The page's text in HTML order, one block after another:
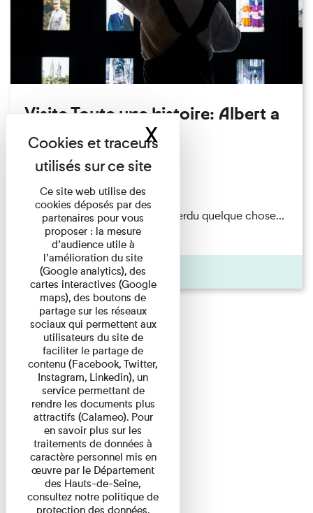
Visite Toute une histoire: Albert a
perdu son chapeau!
Exposition permanente
Du 15/08/2026 au 15/08/2026
Il semblerait qu’Albert Kahn a perdu quelque chose...
Accompagnés d’une ...
Agenda
Ce site web utilise des
cookies déposés par des
partenaires pour vous
proposer : la mesure
d’audience utile à
l’amélioration du site
(Google analytics), des
cartes interactives (Google
maps), des boutons de
partage sur les réseaux
sociaux qui permettent aux
utilisateurs du site de
faciliter le partage de
contenu (Facebook, Twitter,
Instagram, Linkedin), un
service permettant de
rendre les documents plus
attractifs (Calameo). Pour
en savoir plus sur les
traitements de données à
caractère personnel mis en
œuvre par le Département
des Hauts-de-Seine,
consultez notre politique de
protection des données.
XMasquer le